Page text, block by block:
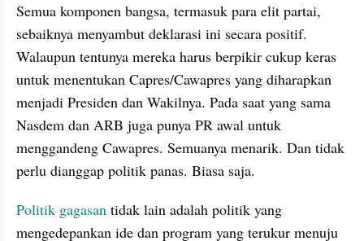
Semua komponen bangsa, termasuk para elit partai,
sebaiknya menyambut deklarasi ini secara positif.
Walaupun tentunya mereka harus berpikir cukup keras
untuk menentukan Capres/Cawapres yang diharapkan
menjadi Presiden dan Wakilnya. Pada saat yang sama
Nasdem dan ARB juga punya PR awal untuk
menggandeng Cawapres. Semuanya menarik. Dan tidak
perlu dianggap politik panas. Biasa saja.
Politik gagasan tidak lain adalah politik yang
mengedepankan ide dan program yang terukur menuju